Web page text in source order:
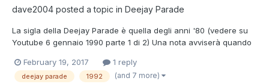
dave2004 posted a topic in Deejay Parade
La sigla della Deejay Parade è quella degli anni '80 (vedere su
Youtube 6 gennaio 1990 parte 1 di 2) Una nota avviserà quando
18 , 17 a 11 , 10 a 8 , 7 a 4 e 1 a 3 , da settembre 1992 le pause
sono dalla 20 alla 18 , dalla 17 alla...
February 19, 2017 1 reply
deejay parade 1992 (and 7 more)